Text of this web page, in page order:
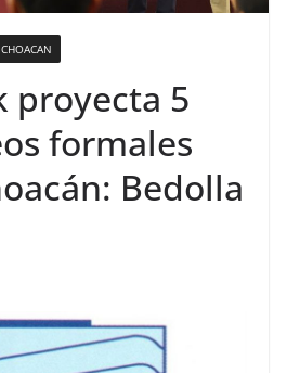
proyecta 5
formales
Bedolla